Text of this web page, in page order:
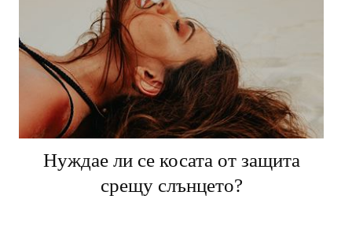
Нуждае ли се косата от защита
срещу слънцето?